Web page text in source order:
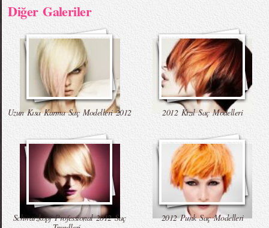
Diğer Galeriler
Uzun Kısa Karma Saç Modelleri 2012 2012 Kızıl Saç Modelleri
Schwarzkopf Professional 2012 Saç
2012 Punk Saç Modelleri